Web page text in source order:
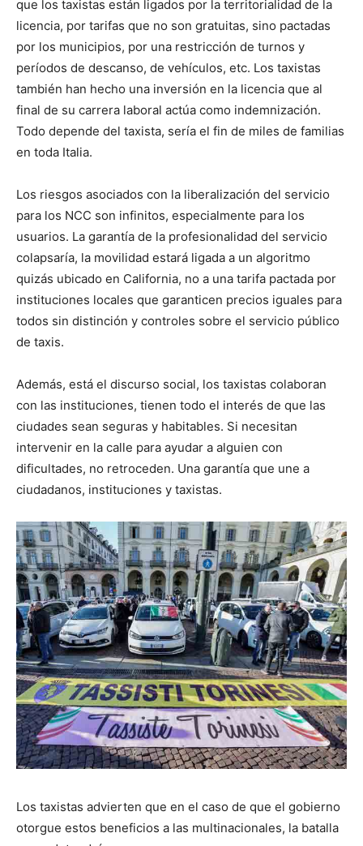
que los taxistas están ligados por la territorialidad de la
licencia, por tarifas que no son gratuitas, sino pactadas
por los municipios, por una restricción de turnos y
períodos de descanso, de vehículos, etc. Los taxistas
también han hecho una inversión en la licencia que al
final de su carrera laboral actúa como indemnización.
Todo depende del taxista, sería el fin de miles de familias
en toda Italia.
Los riesgos asociados con la liberalización del servicio
para los NCC son infinitos, especialmente para los
usuarios. La garantía de la profesionalidad del servicio
colapsaría, la movilidad estará ligada a un algoritmo
quizás ubicado en California, no a una tarifa pactada por
instituciones locales que garanticen precios iguales para
todos sin distinción y controles sobre el servicio público
de taxis.
Además, está el discurso social, los taxistas colaboran
con las instituciones, tienen todo el interés de que las
ciudades sean seguras y habitables. Si necesitan
intervenir en la calle para ayudar a alguien con
dificultades, no retroceden. Una garantía que une a
ciudadanos, instituciones y taxistas.
Los taxistas advierten que en el caso de que el gobierno
otorgue estos beneficios a las multinacionales, la batalla